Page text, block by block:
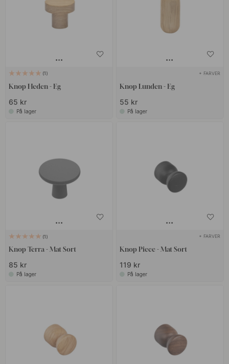
1
Knop Heden - Eg
65 kr
På lager
+ FARVER
Knop Lunden - Eg
55 kr
På lager
1
Knop Terra - Mat Sort
85 kr
På lager
+ FARVER
Knop Piece - Mat Sort
119 kr
På lager